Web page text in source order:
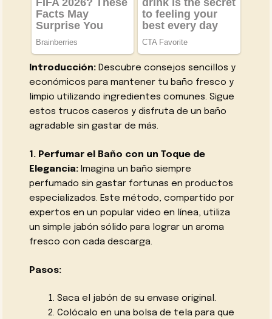
Introducción: Descubre consejos sencillos y
económicos para mantener tu baño fresco y
limpio utilizando ingredientes comunes. Sigue
estos trucos caseros y disfruta de un baño
agradable sin gastar de más.
1. Perfumar el Baño con un Toque de
Elegancia: Imagina un baño siempre
perfumado sin gastar fortunas en productos
especializados. Este método, compartido por
expertos en un popular video en línea, utiliza
un simple jabón sólido para lograr un aroma
fresco con cada descarga.
Pasos:
Saca el jabón de su envase original.
Colócalo en una bolsa de tela para que